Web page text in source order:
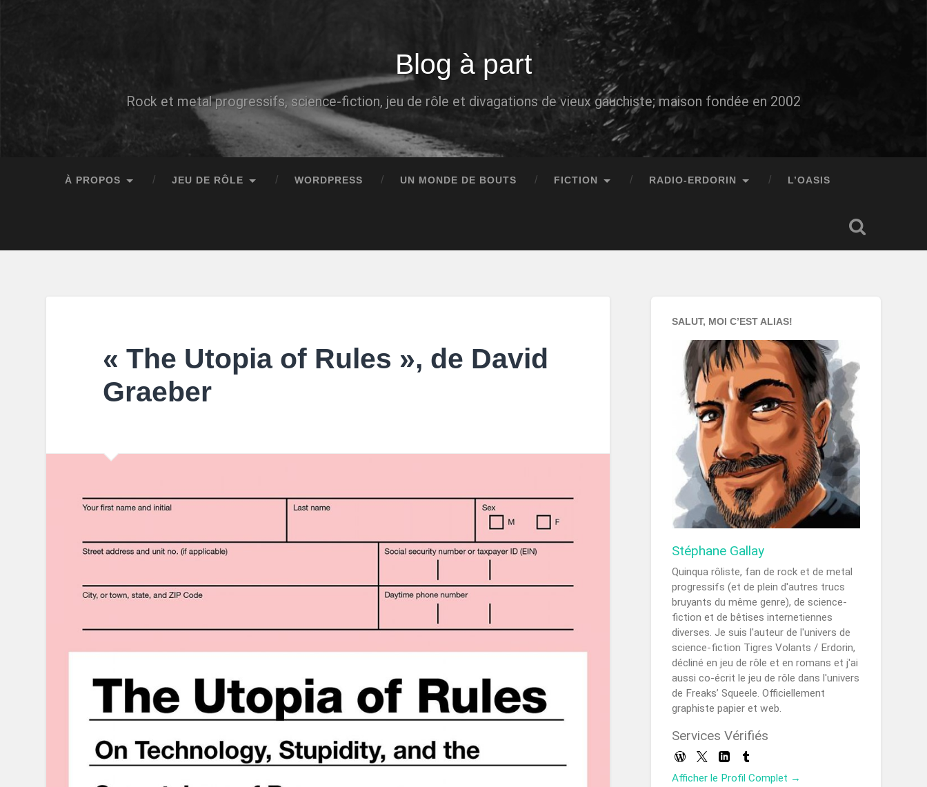
Blog à part
Rock et metal progressifs, science-fiction, jeu de rôle et divagations de vieux gauchiste; maison fondée en 2002
À PROPOS JEU DE RÔLE WORDPRESS UN MONDE DE BOUTS FICTION RADIO-ERDORIN L’OASIS
« The Utopia of Rules », de David
Graeber
SALUT, MOI C’EST ALIAS!
Stéphane Gallay
Quinqua rôliste, fan de rock et de metal
progressifs (et de plein d'autres trucs
bruyants du même genre), de science-
fiction et de bêtises internetiennes
diverses. Je suis l'auteur de l'univers de
science-fiction Tigres Volants / Erdorin,
décliné en jeu de rôle et en romans et j'ai
aussi co-écrit le jeu de rôle dans l'univers
de Freaks’ Squeele. Officiellement
graphiste papier et web.
Services Vérifiés
Afficher le Profil Complet →